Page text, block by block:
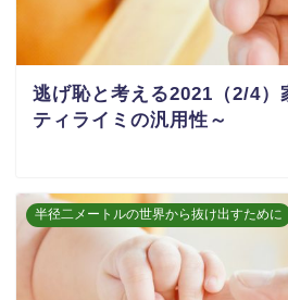
逃げ恥と考える2021（2/4）
ティライミの汎用性～
半径二メートルの世界から抜け出すために